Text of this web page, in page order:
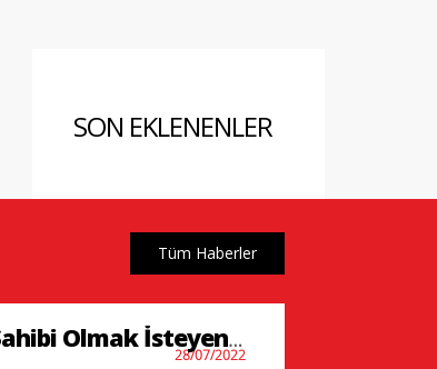
SON EKLENENLER
Tüm Haberler
Olmak İsteyenlere Tavsiyeler
28/07/2022